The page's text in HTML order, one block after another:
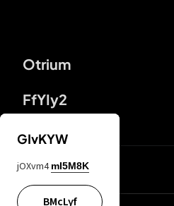
Otrium
FfYIy2
DDcvSo
GIvKYW
jOXvm4 mI5M8K
BMcLyf